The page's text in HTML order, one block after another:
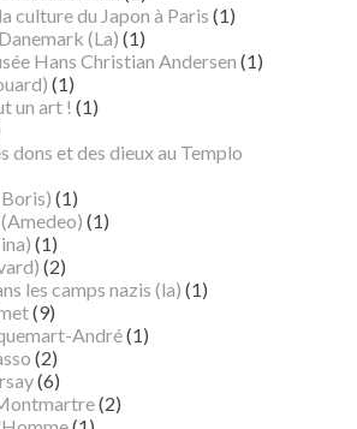
culture du Japon à Paris (1)
(La) (1)
Hans Christian Andersen (1)
(1)
un art ! (1)
dons et des dieux au Templo
(1)
(1)
(1)
(2)
les camps nazis (la) (1)
(9)
André(1)
(2)
(6)
(2)